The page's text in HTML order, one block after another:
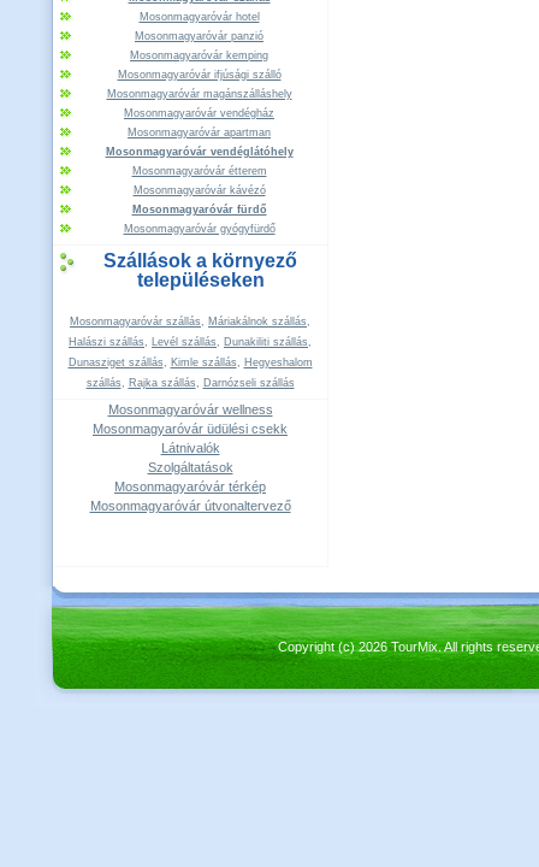
Mosonmagyaróvár hotel
Mosonmagyaróvár panzió
Mosonmagyaróvár kemping
Mosonmagyaróvár ifjúsági szálló
Mosonmagyaróvár magánszálláshely
Mosonmagyaróvár vendégház
Mosonmagyaróvár apartman
Mosonmagyaróvár vendéglátóhely
Mosonmagyaróvár étterem
Mosonmagyaróvár kávézó
Mosonmagyaróvár fürdő
Mosonmagyaróvár gyógyfürdő
Szállások a környező
településeken
Mosonmagyaróvár szállás, Máriakálnok szállás,
Halászi szállás, Levél szállás, Dunakiliti szállás,
Dunasziget szállás, Kimle szállás, Hegyeshalom
szállás, Rajka szállás, Darnózseli szállás
Mosonmagyaróvár wellness
Mosonmagyaróvár üdülési csekk
Látnivalók
Szolgáltatások
Mosonmagyaróvár térkép
Mosonmagyaróvár útvonaltervező
Copyright (c) 2026 TourMix. All rights